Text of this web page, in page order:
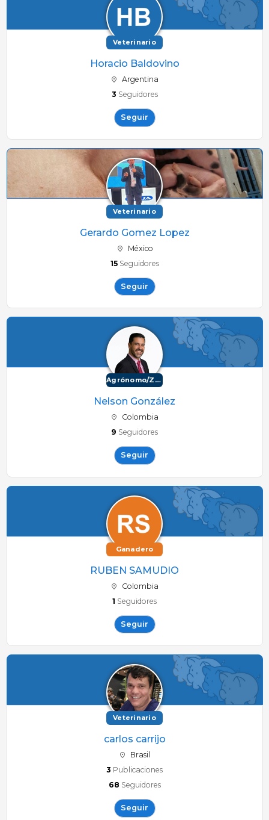
Veterinario
Horacio Baldovino
Argentina
3 Seguidores
Seguir
Veterinario
Gerardo Gomez Lopez
México
15 Seguidores
Seguir
Agrónomo/Zootécnico
Nelson González
Colombia
9 Seguidores
Seguir
Ganadero
RUBEN SAMUDIO
Colombia
1 Seguidores
Seguir
Veterinario
carlos carrijo
Brasil
3 Publicaciones
68 Seguidores
Seguir